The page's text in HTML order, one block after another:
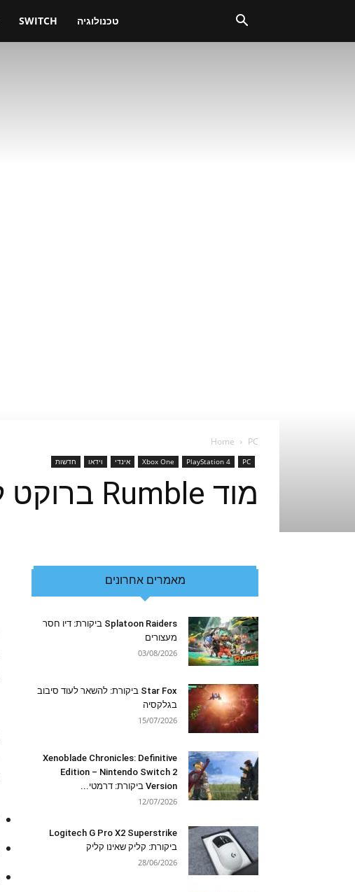
SWITCH טכנולוגיה
Home PC
PC
PlayStation 4
Xbox One אינדי וידאו חדשות
מוד Rumble ברוקט ליג יצא בספטמבר בחינם
מאמרים אחרונים
Splatoon Raiders ביקורת: דיו חסר
מעצורים
03/08/2026
Star Fox ביקורת: להשאר לעוד סיבוב
בגלקסיה
15/07/2026
Xenoblade Chronicles: Definitive
Edition – Nintendo Switch 2
Version ביקורת: דרמטי...
12/07/2026
Logitech G Pro X2 Superstrike
ביקורת: קליק שאינו קליק
28/06/2026